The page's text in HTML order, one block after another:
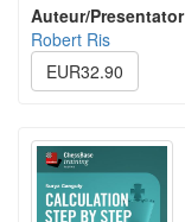
Auteur/Presentator
Robert Ris
EUR32.90